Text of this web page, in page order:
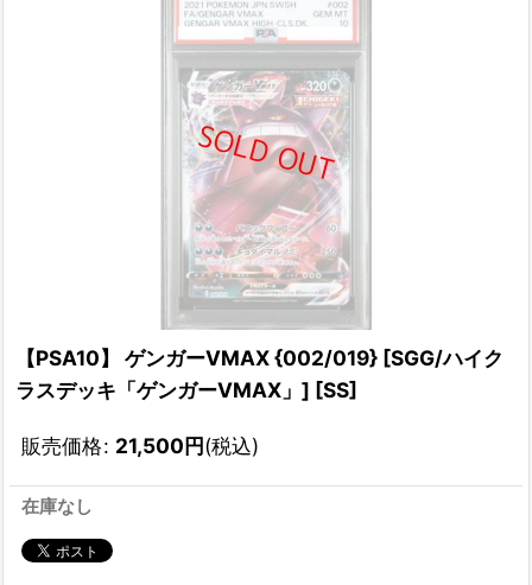
【PSA10】 ゲンガーVMAX {002/019} [SGG/ハイク
ラスデッキ「ゲンガーVMAX」] [SS]
販売価格: 21,500円(税込)
在庫なし